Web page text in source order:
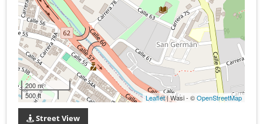
200 m
500 ft
Leaflet| Wasi - ©OpenStreetMap
Street View